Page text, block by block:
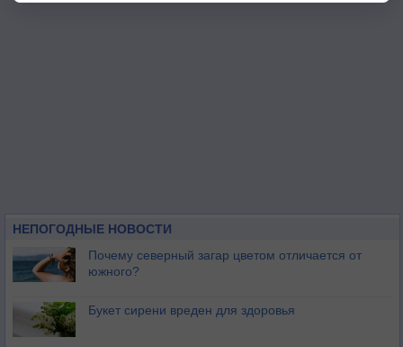
НЕПОГОДНЫЕ НОВОСТИ
Почему северный загар цветом отличается от
южного?
Букет сирени вреден для здоровья